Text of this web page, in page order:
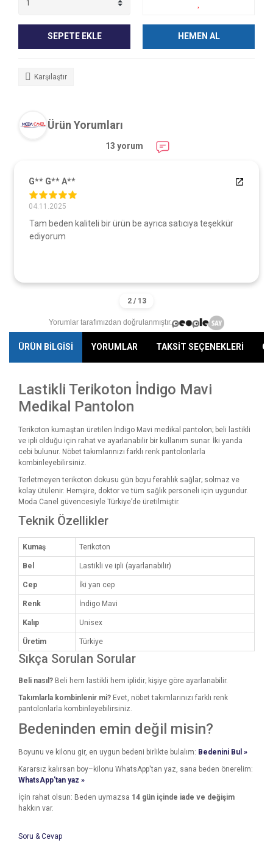
SEPETE EKLE HEMEN AL
Karşılaştır
Ürün Yorumları
13 yorum
G** G** A**
04.11.2025
Tam beden kaliteli bir ürün be ayrıca satıcıya teşekkür
ediyorum
Yorumlar tarafımızdan doğrulanmıştır.
ÜRÜN BİLGİSİ YORUMLAR TAKSİT SEÇENEKLERİ
Lastikli Terikoton İndigo Mavi
Medikal Pantolon
Terikoton kumaştan üretilen İndigo Mavi medikal pantolon; beli lastikli
ve ipli olduğu için rahat ve ayarlanabilir bir kullanım sunar. İki yanda
cebi bulunur. Nöbet takımlarınızı farklı renk pantolonlarla
kombinleyebilirsiniz.
Terletmeyen terikoton dokusu gün boyu ferahlık sağlar; solmaz ve
kolay ütülenir. Hemşire, doktor ve tüm sağlık personeli için uygundur.
Moda Canel güvencesiyle Türkiye’de üretilmiştir.
Teknik Özellikler
Kumaş Terikoton
Bel Lastikli ve ipli (ayarlanabilir)
Cep İki yan cep
Renk İndigo Mavi
Kalıp Unisex
Üretim Türkiye
Sıkça Sorulan Sorular
Beli nasıl? Beli hem lastikli hem iplidir; kişiye göre ayarlanabilir.
Takımlarla kombinlenir mi? Evet, nöbet takımlarınızı farklı renk
pantolonlarla kombinleyebilirsiniz.
Bedeninden emin değil misin?
Boyunu ve kilonu gir, en uygun bedeni birlikte bulalım: Bedenini Bul »
Kararsız kalırsan boy–kilonu WhatsApp'tan yaz, sana beden önerelim:
WhatsApp'tan yaz »
İçin rahat olsun: Beden uymazsa 14 gün içinde iade ve değişim
hakkın var.
Soru & Cevap